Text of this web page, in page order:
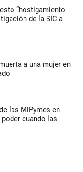
“hostigamiento
de la SIC a
a una mujer en
las MiPymes en
cuando las